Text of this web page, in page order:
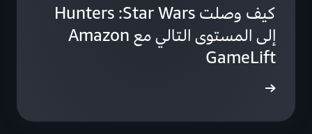
كيف وصلت Star Wars:‏ Hunters
إلى المستوى التالي مع Amazon
GameLift